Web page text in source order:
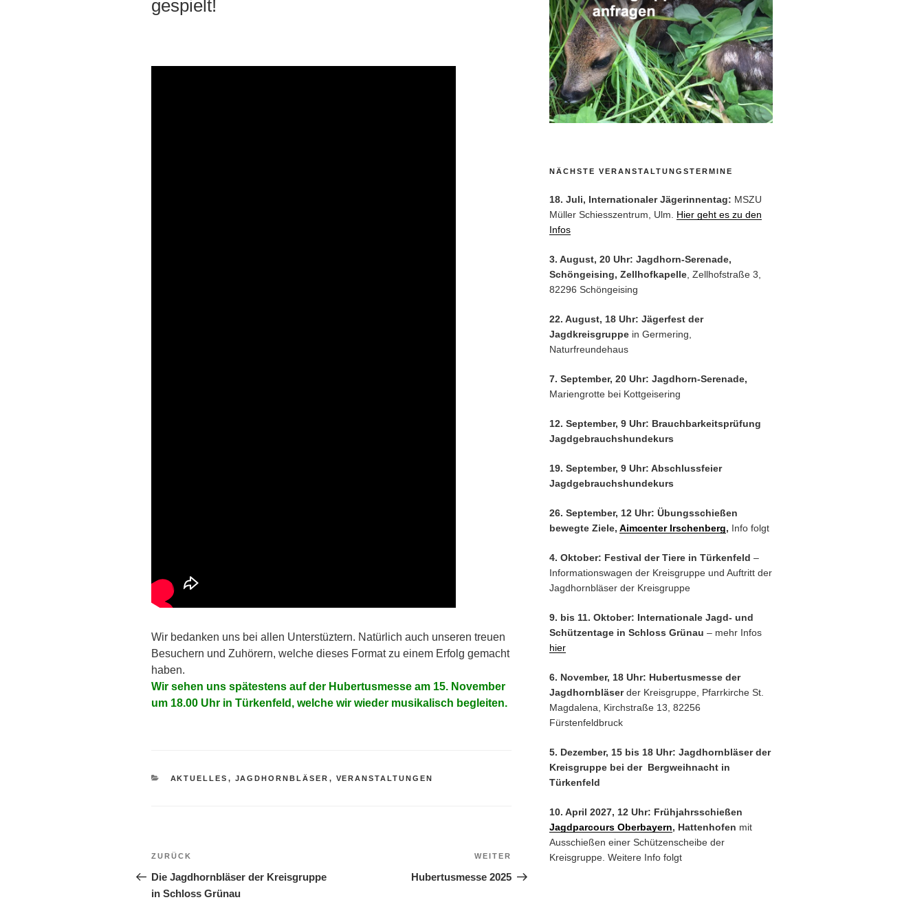
gespielt!
Wir bedanken uns bei allen Unterstüztern. Natürlich auch unseren treuen
Besuchern und Zuhörern, welche dieses Format zu einem Erfolg gemacht
haben.
Wir sehen uns spätestens auf der Hubertusmesse am 15. November
um 18.00 Uhr in Türkenfeld, welche wir wieder musikalisch begleiten.
KATEGORIEN
AKTUELLES , JAGDHORNBLÄSER , VERANSTALTUNGEN
Beitragsnavigation
Vorheriger
Beitrag
ZURÜCK
Die Jagdhornbläser der Kreisgruppe
in Schloss Grünau
Nächster
Beitrag
WEITER
Hubertusmesse 2025
NÄCHSTE VERANSTALTUNGSTERMINE
18. Juli, Internationaler Jägerinnentag: MSZU
Müller Schiesszentrum, Ulm. Hier geht es zu den
Infos
3. August, 20 Uhr: Jagdhorn-Serenade,
Schöngeising, Zellhofkapelle, Zellhofstraße 3,
82296 Schöngeising
22. August, 18 Uhr: Jägerfest der
Jagdkreisgruppein Germering,
Naturfreundehaus
7. September, 20 Uhr: Jagdhorn-Serenade,
Mariengrotte bei Kottgeisering
12. September, 9 Uhr: Brauchbarkeitsprüfung
Jagdgebrauchshundekurs
19. September, 9 Uhr: Abschlussfeier
Jagdgebrauchshundekurs
26. September, 12 Uhr: Übungsschießen
bewegte Ziele, Aimcenter Irschenberg, Info folgt
4. Oktober: Festival der Tiere in Türkenfeld –
Informationswagen der Kreisgruppe und Auftritt der
Jagdhornbläser der Kreisgruppe
9. bis 11. Oktober: Internationale Jagd- und
Schützentage in Schloss Grünau – mehr Infos
hier
6. November, 18 Uhr: Hubertusmesse der
Jagdhornbläserder Kreisgruppe, Pfarrkirche St.
Magdalena, Kirchstraße 13, 82256
Fürstenfeldbruck
5. Dezember, 15 bis 18 Uhr: Jagdhornbläser der
Kreisgruppe bei der Bergweihnacht in
Türkenfeld
10. April 2027, 12 Uhr: Frühjahrsschießen
Jagdparcours Oberbayern, Hattenhofen mit
Ausschießen einer Schützenscheibe der
Kreisgruppe. Weitere Info folgt